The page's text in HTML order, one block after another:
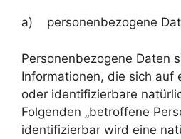
a) personenbezogene
Personenbezogene Daten
Informationen, die sich auf
oder identifizierbare
Folgenden „betroffene
identifizierbar wird eine